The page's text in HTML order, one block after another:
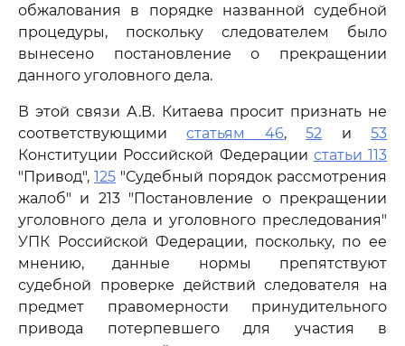
обжалования в порядке названной судебной
процедуры, поскольку следователем было
вынесено постановление о прекращении
данного уголовного дела.
В этой связи А.В. Китаева просит признать не
соответствующимистатьям 46,52 и53
Конституции Российской Федерации статьи 113
"Привод", 125 "Судебный порядок рассмотрения
жалоб" и 213 "Постановление о прекращении
уголовного дела и уголовного преследования"
УПК Российской Федерации, поскольку, по ее
мнению, данные нормы препятствуют
судебной проверке действий следователя на
предмет правомерности принудительного
привода потерпевшего для участия в